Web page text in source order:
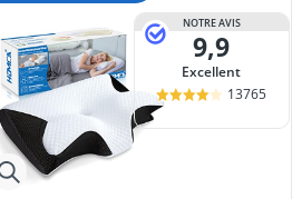
NOTRE AVIS
9,9
Excellent
13765